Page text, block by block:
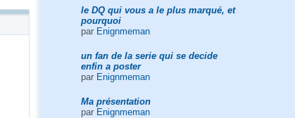
le DQ qui vous a le plus marqué, et
pourquoi
par Enignmeman
un fan de la serie qui se decide
enfin a poster
par Enignmeman
Ma présentation
par Enignmeman